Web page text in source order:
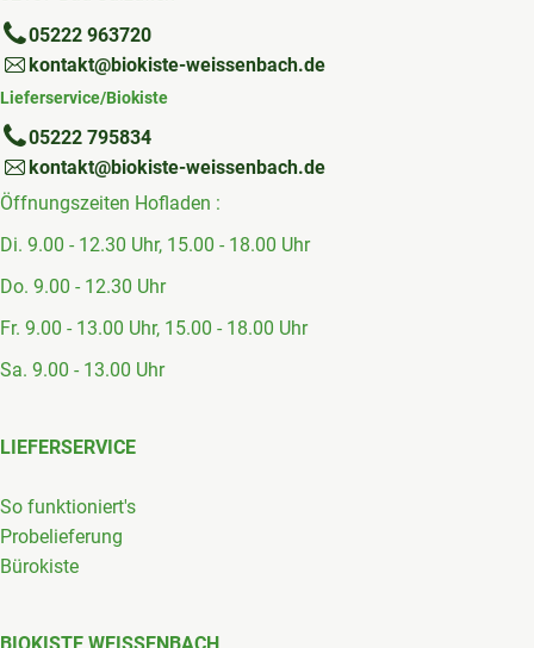
05222 963720
kontakt@biokiste-weissenbach.de
Lieferservice/Biokiste
05222 795834
kontakt@biokiste-weissenbach.de
Öffnungszeiten Hofladen :
Di. 9.00 - 12.30 Uhr, 15.00 - 18.00 Uhr
Do. 9.00 - 12.30 Uhr
Fr. 9.00 - 13.00 Uhr, 15.00 - 18.00 Uhr
Sa. 9.00 - 13.00 Uhr
LIEFERSERVICE
So funktioniert's
Probelieferung
Bürokiste